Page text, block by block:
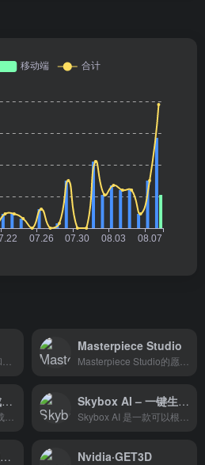
Masterpiece Studio
3DFY.ai – 利用生成式AI从文本生成高质量3D模型 Skybox AI – 一键生成3D场景图
CSM AI – 通过视频、图片或文字生成3D模型 Nvidia·GET3D